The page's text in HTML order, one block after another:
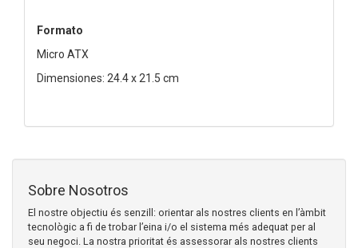
Formato
Micro ATX
Dimensiones: 24.4 x 21.5 cm
Sobre Nosotros
El nostre objectiu és senzill: orientar als nostres clients en l’àmbit
tecnològic a fi de trobar l’eina i/o el sistema més adequat per al
seu negoci. La nostra prioritat és assessorar als nostres clients